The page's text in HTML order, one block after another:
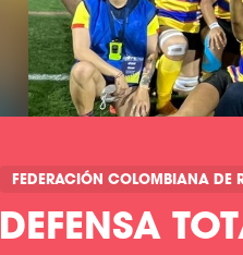
FEDERACIÓN COLOMBIANA DE
DEFENSA